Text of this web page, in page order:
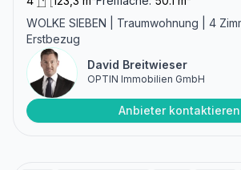
WOLKE SIEBEN | Traumwohnung | 4
Erstbezug
David Breitwieser
OPTIN Immobilien GmbH
Anbieter kontaktieren